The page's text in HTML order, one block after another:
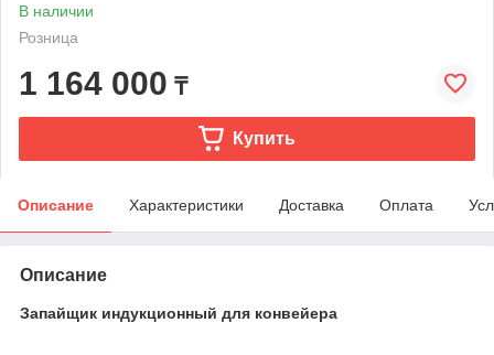
В наличии
Розница
1 164 000 ₸
Купить
Описание Характеристики Доставка Оплата
Описание
Запайщик индукционный для конвейера